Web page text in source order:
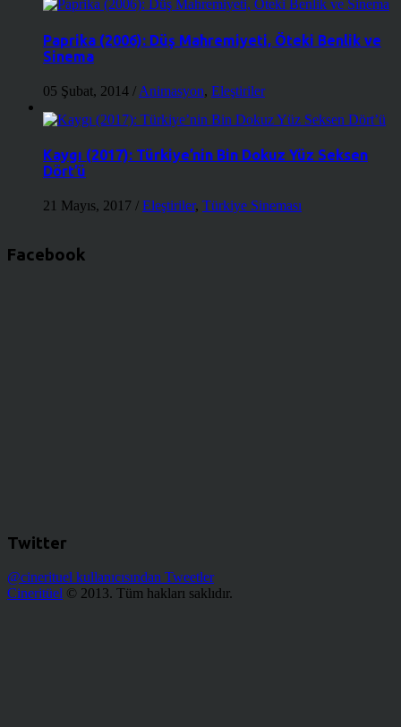
Paprika (2006): Düş Mahremiyeti, Öteki Benlik ve
Sinema
05 Şubat, 2014 / Animasyon, Eleştiriler
Kaygı (2017): Türkiye’nin Bin Dokuz Yüz Seksen
Dört’ü
21 Mayıs, 2017 / Eleştiriler, Türkiye Sineması
Facebook
Twitter
@cinerituel kullanıcısından Tweetler
Cineritüel © 2013. Tüm hakları saklıdır.